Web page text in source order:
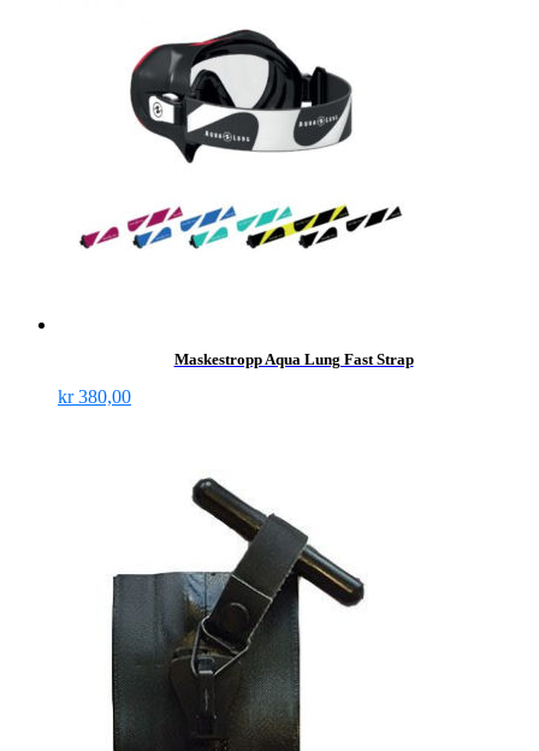
Maskestropp Aqua Lung Fast Strap
kr380,00